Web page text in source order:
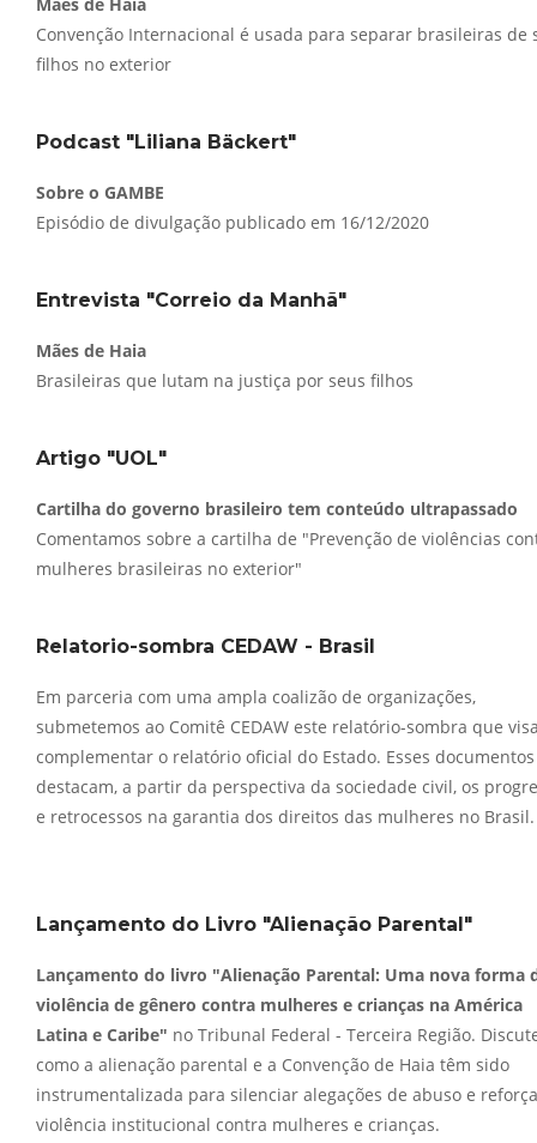
Convenção Internacional é usada para separar brasileiras de
filhos no exterior
Podcast "Liliana Bäckert"
Sobre o GAMBE
Episódio de divulgação publicado em 16/12/2020
Entrevista "Correio da Manhã"
Mães de Haia
Brasileiras que lutam na justiça por seus filhos
Artigo "UOL"
Cartilha do governo brasileiro tem conteúdo ultrapassado
Comentamos sobre a cartilha de "Prevenção de violências
mulheres brasileiras no exterior"
Relatorio-sombra CEDAW - Brasil
Em parceria com uma ampla coalizão de organizações,
submetemos ao Comitê CEDAW este relatório-sombra que
complementar o relatório oficial do Estado. Esses documentos
destacam, a partir da perspectiva da sociedade civil, os
e retrocessos na garantia dos direitos das mulheres no Brasil.
Lançamento do Livro "Alienação Parental"
Lançamento do livro "Alienação Parental: Uma nova forma
violência de gênero contra mulheres e crianças na América
Latina e Caribe" no Tribunal Federal - Terceira Região.
como a alienação parental e a Convenção de Haia têm sido
instrumentalizada para silenciar alegações de abuso e
violência institucional contra mulheres e crianças.